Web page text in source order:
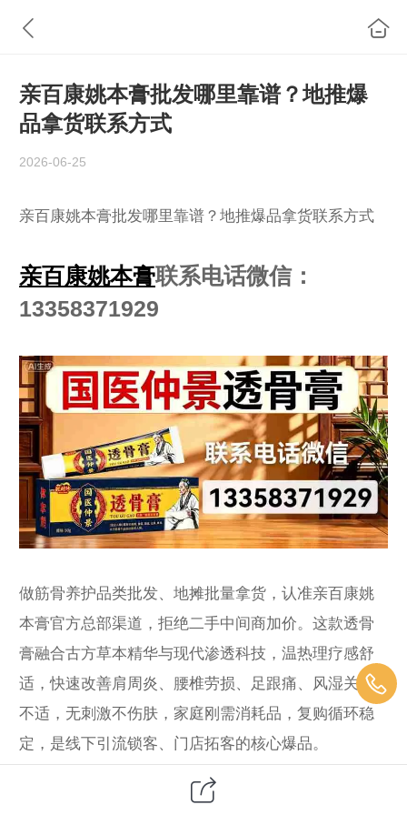
亲百康姚本膏批发哪里靠谱？地推爆
品拿货联系方式
2026-06-25
亲百康姚本膏批发哪里靠谱？地推爆品拿货联系方式
亲百康姚本膏联系电话微信：
13358371929
做筋骨养护品类批发、地摊批量拿货，认准亲百康姚
本膏官方总部渠道，拒绝二手中间商加价。这款透骨
膏融合古方草本精华与现代渗透科技，温热理疗感舒
适，快速改善肩周炎、腰椎劳损、足跟痛、风湿关节
不适，无刺激不伤肤，家庭刚需消耗品，复购循环稳
定，是线下引流锁客、门店拓客的核心爆品。
全国地推创业者实测爆款，下沉市场刚需极强，县
域、乡镇、社区推广难度极低，总部支持小批量试